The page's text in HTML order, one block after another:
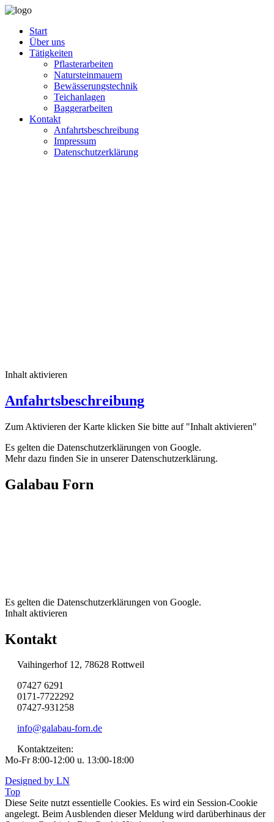
Start
Über uns
Tätigkeiten
Pflasterarbeiten
Natursteinmauern
Bewässerungstechnik
Teichanlagen
Baggerarbeiten
Kontakt
Anfahrtsbeschreibung
Impressum
Datenschutzerklärung
Inhalt aktivieren
Anfahrtsbeschreibung
Zum Aktivieren der Karte klicken Sie bitte auf "Inhalt aktivieren"
Es gelten die Datenschutzerklärungen von Google.
Mehr dazu finden Sie in unserer Datenschutzerklärung.
Galabau Forn
Es gelten die Datenschutzerklärungen von Google.
Inhalt aktivieren
Kontakt
Vaihingerhof 12, 78628 Rottweil
07427 6291
0171-7722292
07427-931258
info@galabau-forn.de
Kontaktzeiten:
Mo-Fr 8:00-12:00 u. 13:00-18:00
Designed by LN
Top
Diese Seite nutzt essentielle Cookies. Es wird ein Session-Cookie
angelegt. Beim Ausblenden dieser Meldung wird darüberhinaus der